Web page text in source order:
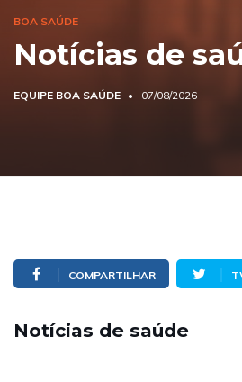
BOA SAÚDE
Notícias de
EQUIPE BOA SAÚDE 07/08/2026
COMPARTILHAR
Notícias de saúde